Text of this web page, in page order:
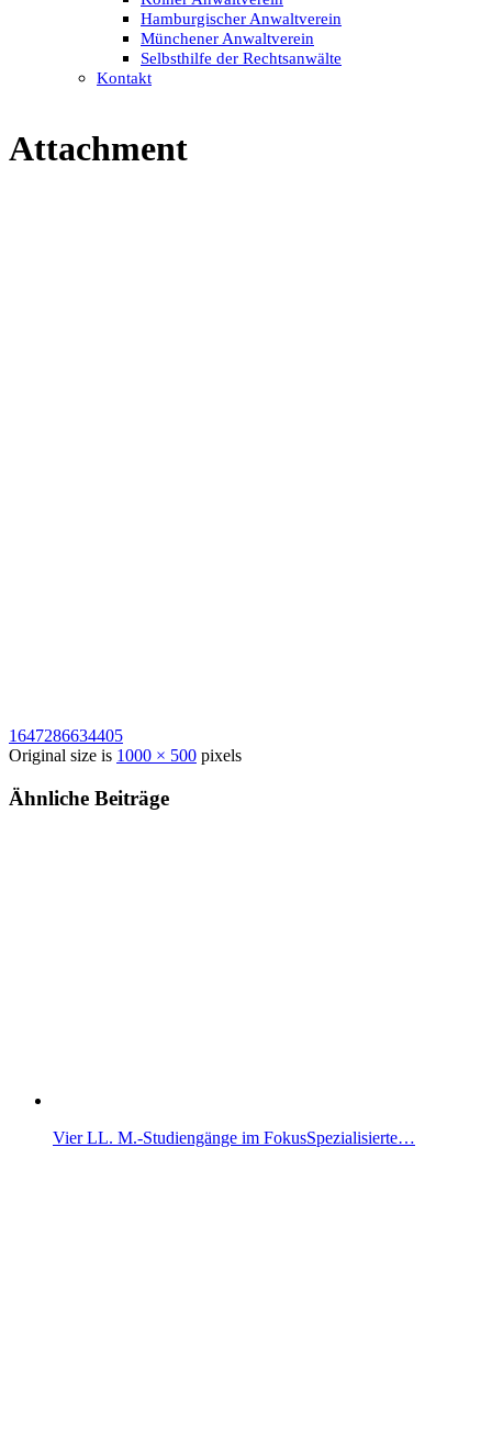
Hamburgischer Anwaltverein
Münchener Anwaltverein
Selbsthilfe der Rechtsanwälte
Kontakt
Attachment
1647286634405
Original size is 1000 × 500 pixels
Ähnliche Beiträge
Vier LL. M.-Studiengänge im FokusSpezialisierte…